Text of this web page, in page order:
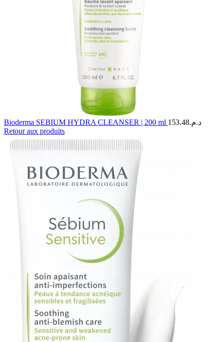
Bioderma SEBIUM HYDRA CLEANSER | 200 ml د.م.153.48
Retour aux produits